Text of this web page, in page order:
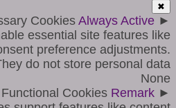
✖
►
CookiesAlways Active
essential site features like
preference adjustments.
do not store personal data.
None
►
Functional Cookies Remark